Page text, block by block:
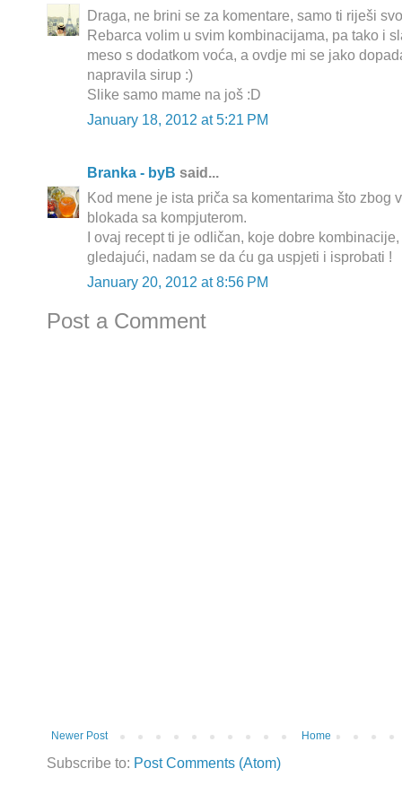
Draga, ne brini se za komentare, samo ti riješi
Rebarca volim u svim kombinacijama, pa tako i
meso s dodatkom voća, a ovdje mi se jako
napravila sirup :)
Slike samo mame na još :D
January 18, 2012 at 5:21 PM
Branka - byB said...
Kod mene je ista priča sa komentarima što zbog
blokada sa kompjuterom.
I ovaj recept ti je odličan, koje dobre
gledajući, nadam se da ću ga uspjeti i isprobati !
January 20, 2012 at 8:56 PM
Post a Comment
Newer Post Home
Subscribe to: Post Comments (Atom)